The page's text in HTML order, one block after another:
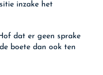
inzake het
dat er geen sprake
boete dan ook ten